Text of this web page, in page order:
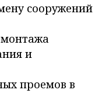
сооружений
и
проемов в